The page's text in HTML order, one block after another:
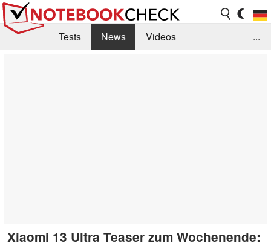
Tests News
Videos
...
Xiaomi 13 Ultra Teaser zum Wochenende: